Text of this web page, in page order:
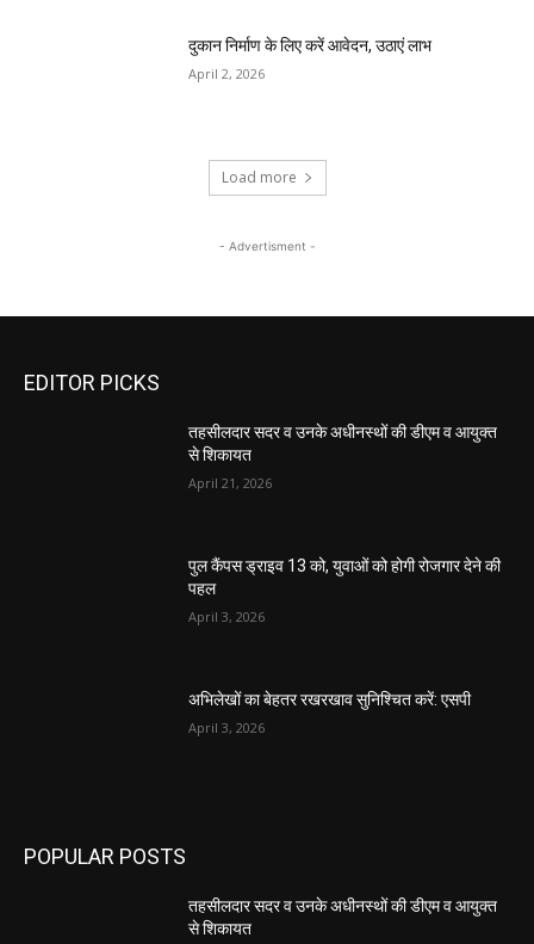
दुकान निर्माण के लिए करें आवेदन, उठाएं लाभ
April 2, 2026
Load more
- Advertisment -
EDITOR PICKS
तहसीलदार सदर व उनके अधीनस्थों की डीएम व आयुक्त
से शिकायत
April 21, 2026
पुल कैंपस ड्राइव 13 को, युवाओं को होगी रोजगार देने की
पहल
April 3, 2026
अभिलेखों का बेहतर रखरखाव सुनिश्चित करें: एसपी
April 3, 2026
POPULAR POSTS
तहसीलदार सदर व उनके अधीनस्थों की डीएम व आयुक्त
से शिकायत